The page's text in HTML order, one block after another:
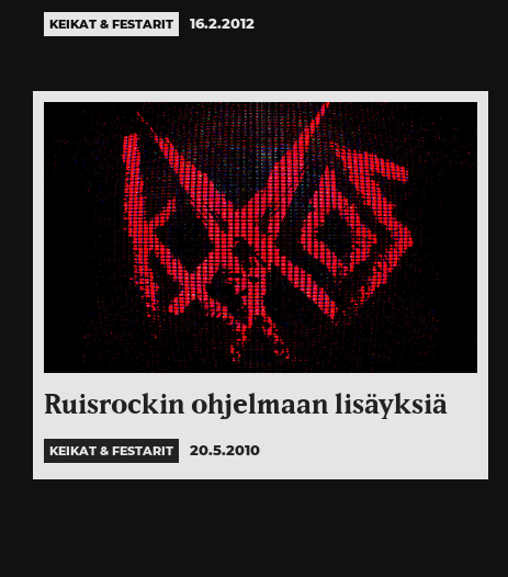
KEIKAT & FESTARIT 16.2.2012
Ruisrockin ohjelmaan lisäyksiä
KEIKAT & FESTARIT 20.5.2010